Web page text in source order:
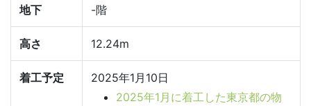
地下 -階
高さ 12.24m
着工予定
2025年1月10日
2025年1月に着工した東京都の物